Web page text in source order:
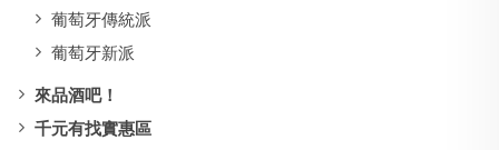
葡萄牙傳統派
葡萄牙新派
來品酒吧！
千元有找實惠區